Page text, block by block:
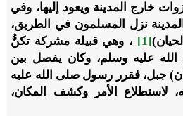
خارج المدينة ويعود إليها، وفي
نزل المسلمون في الطريق،
[1]
، وهي قبيلة مشركة تكنُّ
الله عليه وسلم، وكان يفصل بين
جبل، فقرر رسول صلى الله عليه
لاستطلاع الأمر وكشف المكان،